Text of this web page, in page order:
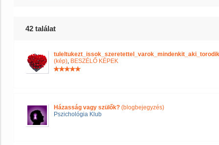
42 találat
(kép), BESZÉLŐ KÉPEK
Házasság vagy szülők? (blogbejegyzés)
Pszichológia Klub